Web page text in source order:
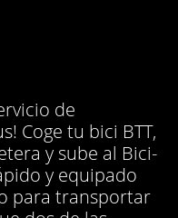
de
Coge tu bici BTT,
y sube al Bici-
y equipado
para transportar